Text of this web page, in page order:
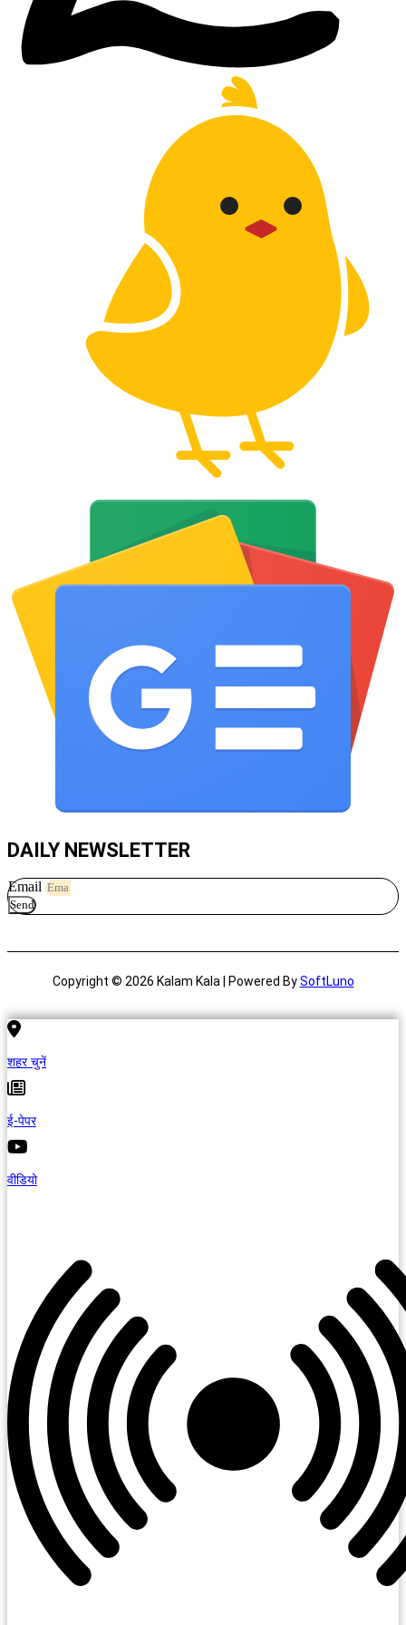
DAILY NEWSLETTER
Email
Send
Copyright © 2026 Kalam Kala | Powered BySoftLuno
शहर चुनें
ई-पेपर
वीडियो